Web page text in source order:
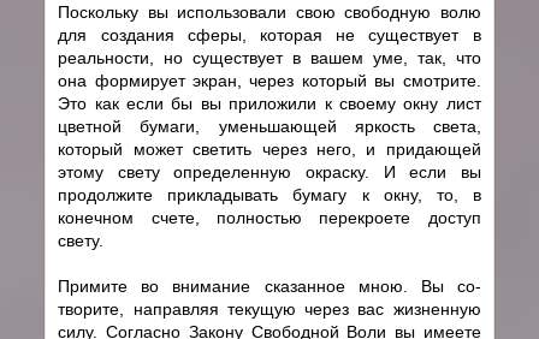
Поскольку вы использовали свою свободную волю
для создания сферы, которая не существует в
реальности, но существует в вашем уме, так, что
она формирует экран, через который вы смотрите.
Это как если бы вы приложили к своему окну лист
цветной бумаги, уменьшающей яркость света,
который может светить через него, и придающей
этому свету определенную окраску. И если вы
продолжите прикладывать бумагу к окну, то, в
конечном счете, полностью перекроете доступ
свету.
Примите во внимание сказанное мною. Вы cо-
творите, направляя текущую через вас жизненную
силу. Согласно Закону Свободной Воли вы имеете